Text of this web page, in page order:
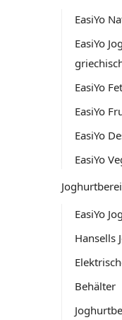
EasiYo
EasiYo
EasiYo
EasiYo
EasiYo
EasiYo
EasiYo
Hansells
Behälter